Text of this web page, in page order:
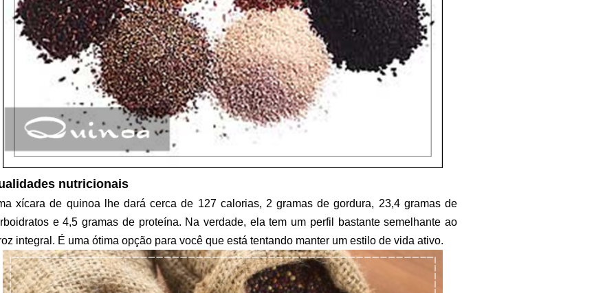
idades nutricionais
xícara de quinoa lhe dará cerca de 127 calorias, 2 gramas de gordura, 23,4 gramas de
e 4,5 gramas de proteína. Na verdade, ela tem um perfil bastante semelhante ao
integral. É uma ótima opção para você que está tentando manter um estilo de vida ativo.